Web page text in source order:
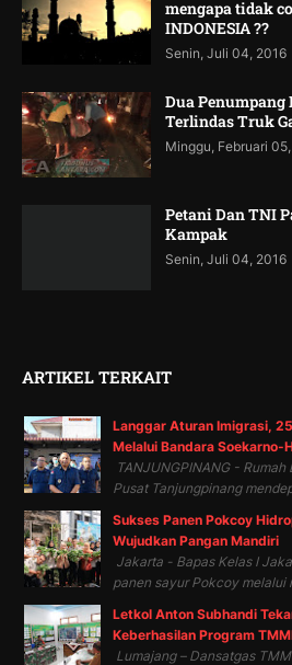
mengapa tidak
INDONESIA ??
Senin, Juli 04, 2016
Dua
Terlindas Truk
Minggu, Februari
Petani Dan TNI
Kampak
Senin, Juli 04, 2016
ARTIKEL TERKAIT
Langgar Aturan Imigrasi,
Melalui Bandara Soekarno-
TANJUNGPINANG -
Pusat Tanjungpinang
Sukses Panen Pokcoy
Wujudkan Pangan Mandiri
Jakarta - Bapas Kelas I
panen sayur Pokcoy melalui
Letkol Anton Subhandi
Keberhasilan Program
Lumajang – Dansatgas